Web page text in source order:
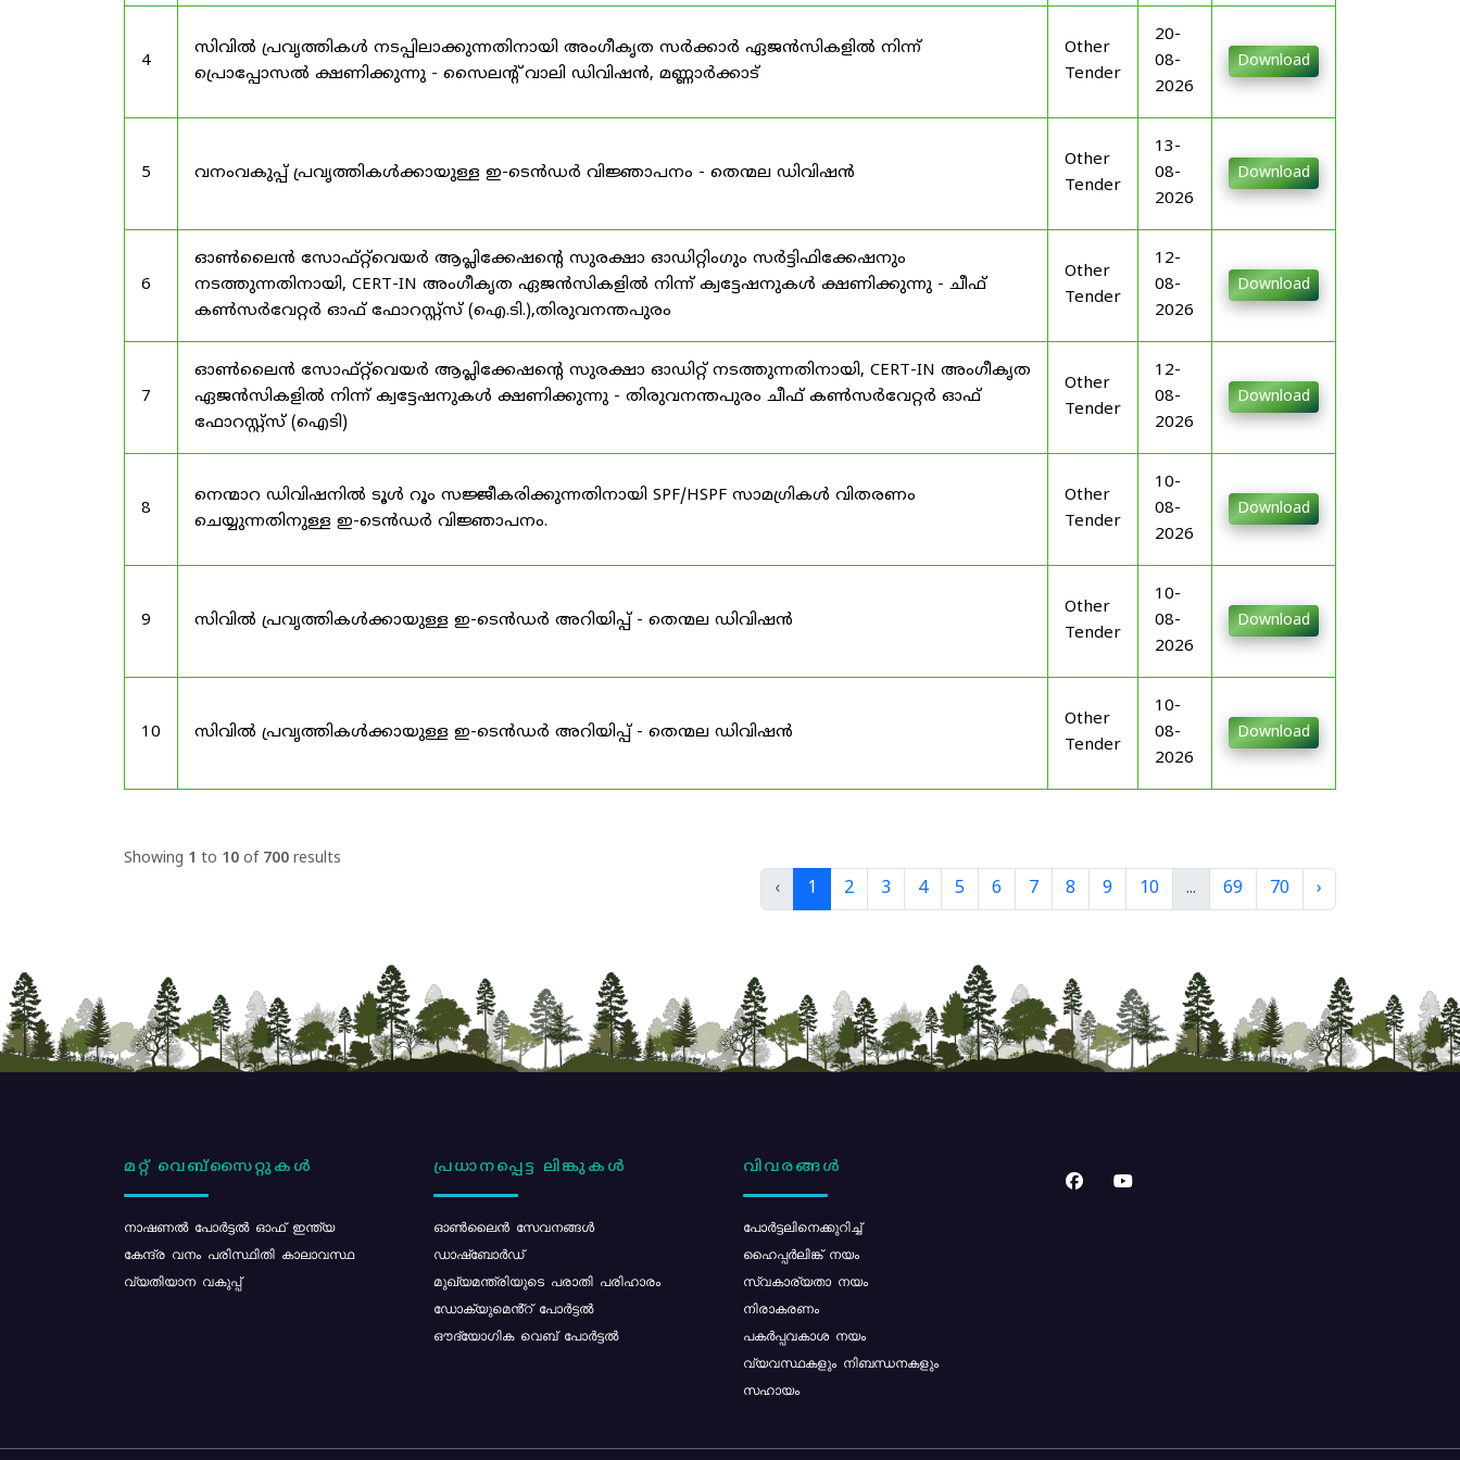
4
സിവിൽ പ്രവൃത്തികൾ നടപ്പിലാക്കുന്നതിനായി അംഗീകൃത സർക്കാർ ഏജൻസികളിൽ നിന്ന്
പ്രൊപ്പോസൽ ക്ഷണിക്കുന്നു - സൈലന്റ് വാലി ഡിവിഷൻ, മണ്ണാർക്കാട്
Other
Tender
20-
08-
2026
Download
5 വനംവകുപ്പ് പ്രവൃത്തികൾക്കായുള്ള ഇ-ടെൻഡർ വിജ്ഞാപനം - തെന്മല ഡിവിഷൻ
Other
Tender
13-
08-
2026
Download
6
ഓൺലൈൻ സോഫ്റ്റ്‌വെയർ ആപ്ലിക്കേഷന്റെ സുരക്ഷാ ഓഡിറ്റിംഗും സർട്ടിഫിക്കേഷനും
നടത്തുന്നതിനായി, CERT-IN അംഗീകൃത ഏജൻസികളിൽ നിന്ന് ക്വട്ടേഷനുകൾ ക്ഷണിക്കുന്നു - ചീഫ്
കൺസർവേറ്റർ ഓഫ് ഫോറസ്റ്റ്സ് (ഐ.ടി.),തിരുവനന്തപുരം
Other
Tender
12-
08-
2026
Download
7
ഓൺലൈൻ സോഫ്റ്റ്‌വെയർ ആപ്ലിക്കേഷന്റെ സുരക്ഷാ ഓഡിറ്റ് നടത്തുന്നതിനായി, CERT-IN അംഗീകൃത
ഏജൻസികളിൽ നിന്ന് ക്വട്ടേഷനുകൾ ക്ഷണിക്കുന്നു - തിരുവനന്തപുരം ചീഫ് കൺസർവേറ്റർ ഓഫ്
ഫോറസ്റ്റ്സ് (ഐടി)
Other
Tender
12-
08-
2026
Download
8
നെന്മാറ ഡിവിഷനിൽ ടൂൾ റൂം സജ്ജീകരിക്കുന്നതിനായി SPF/HSPF സാമഗ്രികൾ വിതരണം
ചെയ്യുന്നതിനുള്ള ഇ-ടെൻഡർ വിജ്ഞാപനം.
Other
Tender
10-
08-
2026
Download
9 സിവിൽ പ്രവൃത്തികൾക്കായുള്ള ഇ-ടെൻഡർ അറിയിപ്പ് - തെന്മല ഡിവിഷൻ
Other
Tender
10-
08-
2026
Download
10 സിവിൽ പ്രവൃത്തികൾക്കായുള്ള ഇ-ടെൻഡർ അറിയിപ്പ് - തെന്മല ഡിവിഷൻ
Other
Tender
10-
08-
2026
Download
Showing 1 to 10 of 700 results
‹ 1 2 3 4 5 6 7 8 9 10 ... 69 70 ›
മറ്റ് വെബ്സൈറ്റുകൾ
നാഷണൽ പോർട്ടൽ ഓഫ് ഇന്ത്യ
കേന്ദ്ര വനം പരിസ്ഥിതി കാലാവസ്ഥ
വ്യതിയാന വകുപ്പ്
പ്രധാനപ്പെട്ട ലിങ്കുകൾ
ഓൺലൈൻ സേവനങ്ങൾ
ഡാഷ്ബോർഡ്
മുഖ്യമന്ത്രിയുടെ പരാതി പരിഹാരം
ഡോക്യുമെൻ്റ് പോർട്ടൽ
ഔദ്യോഗിക വെബ് പോർട്ടൽ
വിവരങ്ങൾ
പോര്‍ട്ടലിനെക്കുറിച്ച്
ഹൈപ്പർലിങ്ക് നയം
സ്വകാര്യതാ നയം
നിരാകരണം
പകർപ്പവകാശ നയം
വ്യവസ്ഥകളും നിബന്ധനകളും
സഹായം